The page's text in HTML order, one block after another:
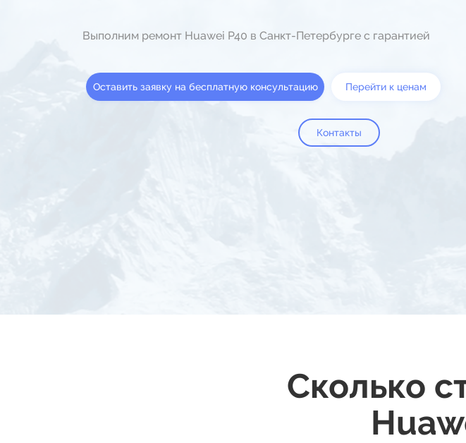
Выполним ремонт Huawei P40 в Санкт-Петербурге с гарантией
Оставить заявку на бесплатную консультацию Перейти к ценам
Контакты
Сколько